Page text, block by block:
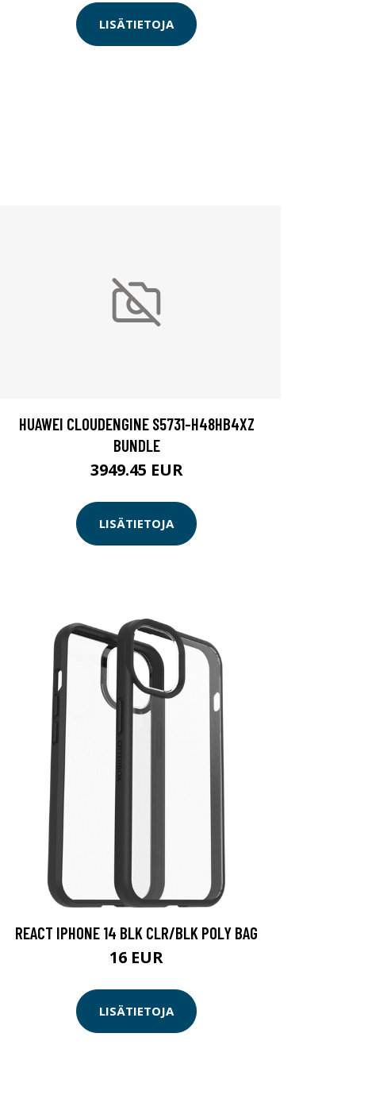
LISÄTIETOJA
HUAWEI CLOUDENGINE S5731-H48HB4XZ
BUNDLE
3949.45 EUR
LISÄTIETOJA
REACT IPHONE 14 BLK CLR/BLK POLY BAG
16 EUR
LISÄTIETOJA